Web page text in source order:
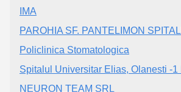
IMA
PAROHIA SF. PANTELIMON
Policlinica Stomatologica
Spitalul Universitar Elias, Olanesti -1
NEURON TEAM SRL